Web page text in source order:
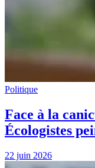
Politique
Face à la
Écologistes
22 juin 2026